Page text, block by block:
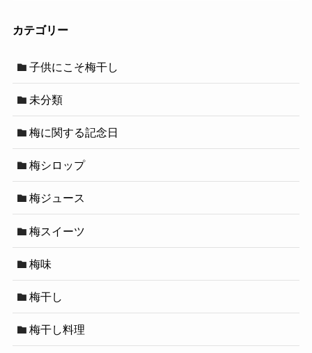
カテゴリー
子供にこそ梅干し
未分類
梅に関する記念日
梅シロップ
梅ジュース
梅スイーツ
梅味
梅干し
梅干し料理